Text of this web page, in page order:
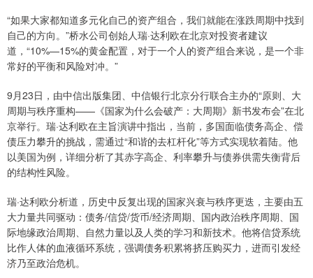
“如果大家都知道多元化自己的资产组合，我们就能在涨跌周期中找到
自己的方向。”桥水公司创始人瑞·达利欧在北京对投资者建议
道，“10%—15%的黄金配置，对于一个人的资产组合来说，是一个非
常好的平衡和风险对冲。”
9月23日，由中信出版集团、中信银行北京分行联合主办的“原则、大
周期与秩序重构——《国家为什么会破产：大周期》新书发布会”在北
京举行。瑞·达利欧在主旨演讲中指出，当前，多国面临债务高企、偿
债压力攀升的挑战，需通过“和谐的去杠杆化”等方式实现软着陆。他
以美国为例，详细分析了其赤字高企、利率攀升与债券供需失衡背后
的结构性风险。
瑞·达利欧分析道，历史中反复出现的国家兴衰与秩序更迭，主要由五
大力量共同驱动：债务/信贷/货币/经济周期、国内政治秩序周期、国
际地缘政治周期、自然力量以及人类的学习和新技术。他将信贷系统
比作人体的血液循环系统，强调债务积累将挤压购买力，进而引发经
济乃至政治危机。